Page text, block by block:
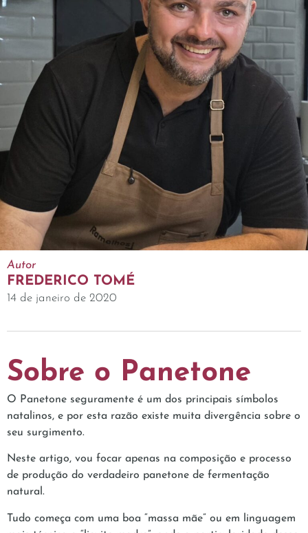
Autor
FREDERICO TOMÉ
14 de janeiro de 2020
Sobre o Panetone
O Panetone seguramente é um dos principais símbolos
natalinos, e por esta razão existe muita divergência sobre o
seu surgimento.
Neste artigo, vou focar apenas na composição e processo
de produção do verdadeiro panetone de fermentação
natural.
Tudo começa com uma boa “massa mãe” ou em linguagem